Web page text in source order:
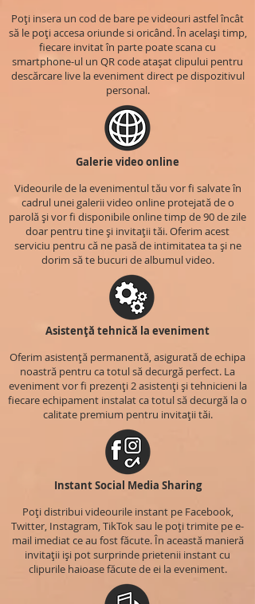
Poți insera un cod de bare pe videouri astfel încât
să le poți accesa oriunde si oricând. În același timp,
fiecare invitat în parte poate scana cu
smartphone-ul un QR code atașat clipului pentru
descărcare live la eveniment direct pe dispozitivul
personal.
Galerie video online
Videourile de la evenimentul tău vor fi salvate în
cadrul unei galerii video online protejată de o
parolă și vor fi disponibile online timp de 90 de zile
doar pentru tine și invitații tăi. Oferim acest
serviciu pentru că ne pasă de intimitatea ta și ne
dorim să te bucuri de albumul video.
Asistență tehnică la eveniment
Oferim asistență permanentă, asigurată de echipa
noastră pentru ca totul să decurgă perfect. La
eveniment vor fi prezenți 2 asistenți și tehnicieni la
fiecare echipament instalat ca totul să decurgă la o
calitate premium pentru invitații tăi.
Instant Social Media Sharing
Poți distribui videourile instant pe Facebook,
Twitter, Instagram, TikTok sau le poți trimite pe e-
mail imediat ce au fost făcute. În această manieră
invitații iși pot surprinde prietenii instant cu
clipurile haioase făcute de ei la eveniment.